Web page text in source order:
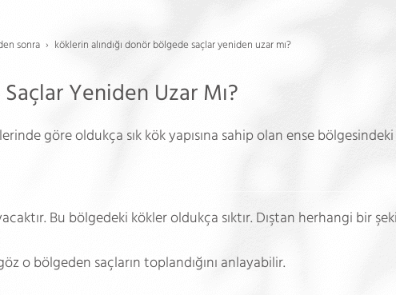
sonra köklerin alındığı donör bölgede saçlar yeniden uzar mı?
Yeniden Uzar Mı?
göre oldukça sık kök yapısına sahip olan ense
Bu bölgedeki kökler oldukça sıktır. Dıştan herhangi bir
o bölgeden saçların toplandığını anlayabilir.